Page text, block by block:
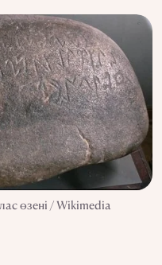
өзені / Wikimedia